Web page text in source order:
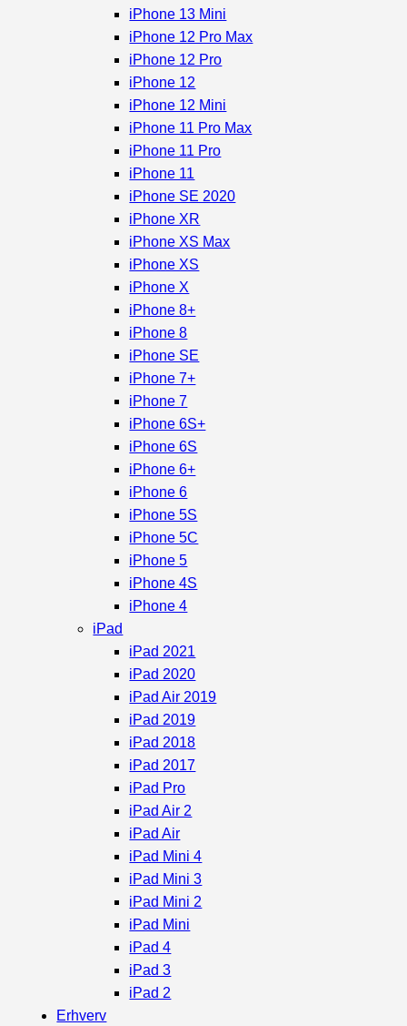
iPhone 13 Mini
iPhone 12 Pro Max
iPhone 12 Pro
iPhone 12
iPhone 12 Mini
iPhone 11 Pro Max
iPhone 11 Pro
iPhone 11
iPhone SE 2020
iPhone XR
iPhone XS Max
iPhone XS
iPhone X
iPhone 8+
iPhone 8
iPhone SE
iPhone 7+
iPhone 7
iPhone 6S+
iPhone 6S
iPhone 6+
iPhone 6
iPhone 5S
iPhone 5C
iPhone 5
iPhone 4S
iPhone 4
iPad
iPad 2021
iPad 2020
iPad Air 2019
iPad 2019
iPad 2018
iPad 2017
iPad Pro
iPad Air 2
iPad Air
iPad Mini 4
iPad Mini 3
iPad Mini 2
iPad Mini
iPad 4
iPad 3
iPad 2
Erhverv